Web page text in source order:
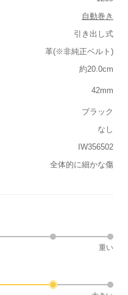
自動巻き
引き出し式
革(※非純正ベルト)
約20.0cm
42mm
ブラック
なし
IW356502
全体的に細かな傷
重い